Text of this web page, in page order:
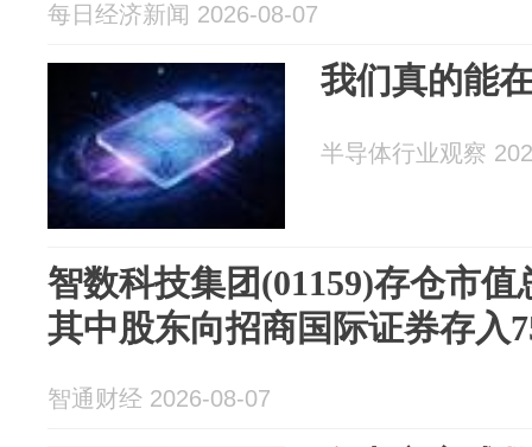
每日经济新闻 2026-08-07
我们真的能
半导体行业观察
智数科技集团(01159)存仓市值
其中股东向招商国际证券存入
智通财经 2026-08-07